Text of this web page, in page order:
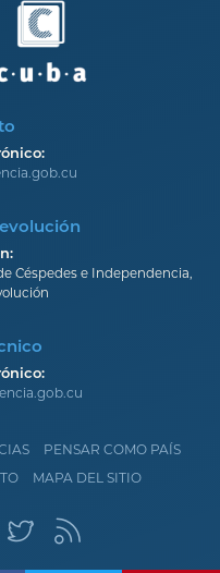
Céspedes e Independencia,
PENSAR COMO PAÍS
MAPA DEL SITIO